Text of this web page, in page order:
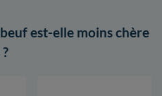
est-elle moins chère